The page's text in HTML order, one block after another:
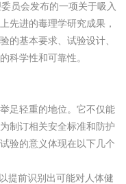
员会发布的一项关于吸入
先进的毒理学研究成果，
的基本要求、试验设计、
科学性和可靠性。
足轻重的地位。它不仅能
制订相关安全标准和防护
验的意义体现在以下几个
提前识别出可能对人体健
煤质颗粒活性炭检
测
煤质活性炭检测
木质活性炭检测